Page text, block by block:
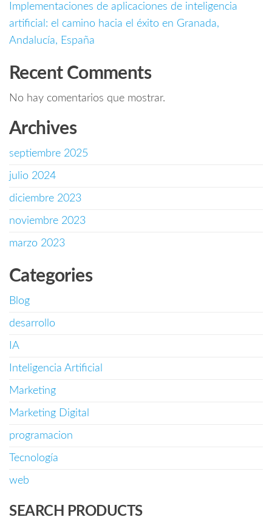
Implementaciones de aplicaciones de inteligencia
artificial: el camino hacia el éxito en Granada,
Andalucía, España
Recent Comments
No hay comentarios que mostrar.
Archives
septiembre 2025
julio 2024
diciembre 2023
noviembre 2023
marzo 2023
Categories
Blog
desarrollo
IA
Inteligencia Artificial
Marketing
Marketing Digital
programacion
Tecnología
web
SEARCH PRODUCTS